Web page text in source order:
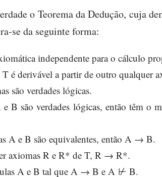
o Teorema da Dedução, cuja
se da seguinte forma:
independente para o cálculo
é derivável a partir de outro qualquer
são verdades lógicas.
B são verdades lógicas, então têm o
A e B são equivalentes, então A → B.
axiomas R e R* de T, R → R*.
A e B tal que A → B e A ⊬ B.